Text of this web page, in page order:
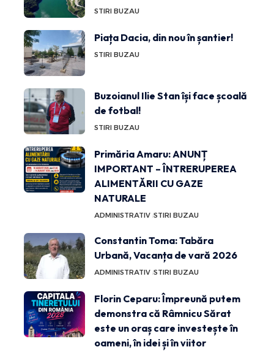
STIRI BUZAU
Piața Dacia, din nou în șantier!
STIRI BUZAU
Buzoianul Ilie Stan își face școală
de fotbal!
STIRI BUZAU
Primăria Amaru: ANUNȚ
IMPORTANT – ÎNTRERUPEREA
ALIMENTĂRII CU GAZE
NATURALE
ADMINISTRATIV STIRI BUZAU
Constantin Toma: Tabăra
Urbană, Vacanța de vară 2026
ADMINISTRATIV STIRI BUZAU
Florin Ceparu: Împreună putem
demonstra că Râmnicu Sărat
este un oraș care investește în
oameni, în idei și în viitor